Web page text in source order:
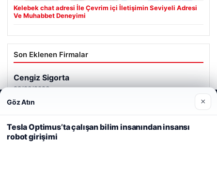
Kelebek chat adresi İle Çevrim içi İletişimin Seviyeli Adresi
Ve Muhabbet Deneyimi
Son Eklenen Firmalar
Web sitemizi nasıl kullandığınızı daha iyi anlayabilmek,
deneyiminizi kişiselleştirmek ve geliştirmek amacıyla çerezler
kullanıyoruz.
Çerez Politikamız
Reddet
Göz Atın ×
Tesla Optimus’ta çalışan bilim insanından insansı
robot girişimi